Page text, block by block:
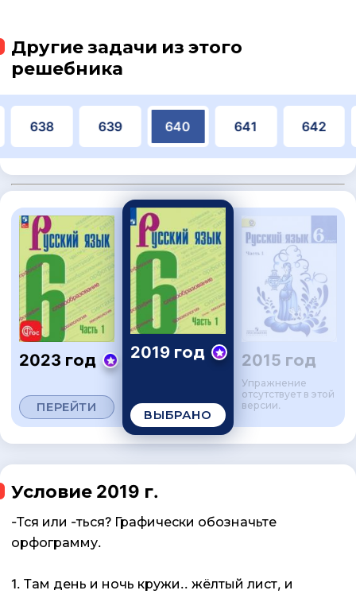
Другие задачи из этого
решебника
638 639 640 641 642
2023 год
ПЕРЕЙТИ
2019 год
ВЫБРАНО
2015 год
Упражнение
отсутствует в этой
версии.
Условие 2019 г.
-Тся или -ться? Графически обозначьте
орфограмму.
1. Там день и ночь кружи.. жёлтый лист, и